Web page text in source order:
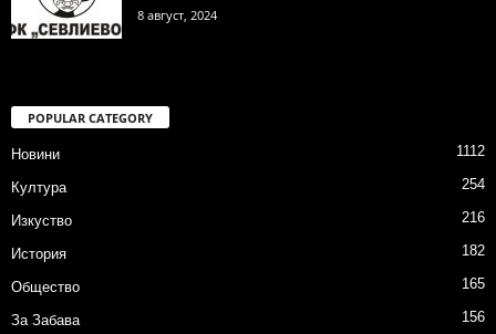
8 август, 2024
POPULAR CATEGORY
Новини 1112
Култура 254
Изкуство 216
История 182
Общество 165
За Забава 156